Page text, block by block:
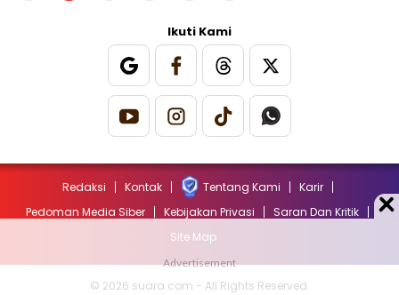
Ikuti Kami
Redaksi Kontak Tentang Kami
Karir
Pedoman Media Siber
Kebijakan Privasi
Saran Dan Kritik
Site Map
© 2026 suara.com - All Rights Reserved.